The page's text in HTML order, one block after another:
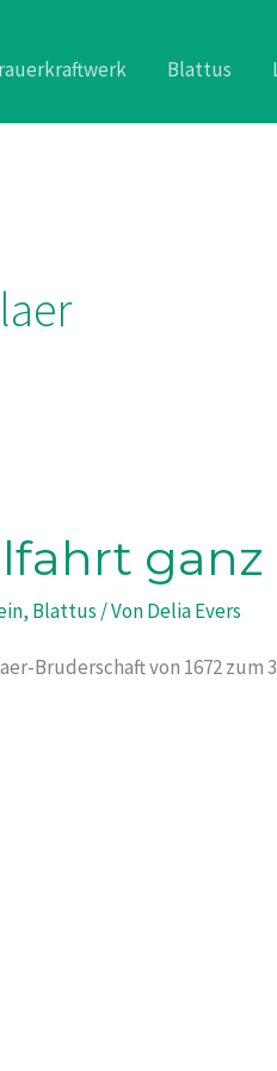
Blattus
, Blattus / VonDelia Evers
Bruderschaft von 1672